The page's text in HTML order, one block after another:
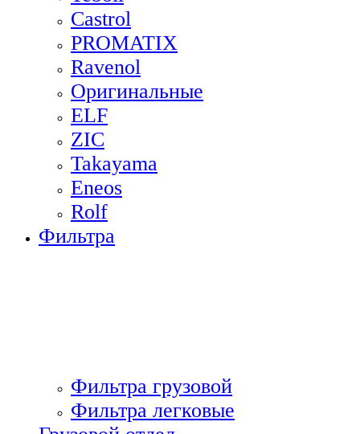
Castrol
PROMATIX
Ravenol
Оригинальные
ELF
ZIC
Takayama
Eneos
Rolf
Фильтра
Фильтра грузовой
Фильтра легковые